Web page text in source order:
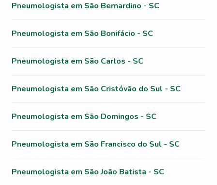
Pneumologista em São Bernardino - SC
Pneumologista em São Bonifácio - SC
Pneumologista em São Carlos - SC
Pneumologista em São Cristóvão do Sul - SC
Pneumologista em São Domingos - SC
Pneumologista em São Francisco do Sul - SC
Pneumologista em São João Batista - SC